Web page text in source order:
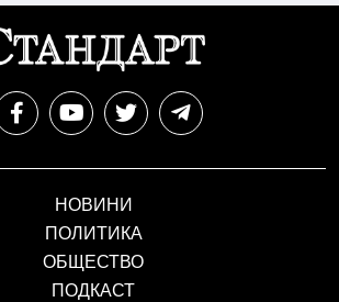
НОВИНИ
ПОЛИТИКА
ОБЩЕСТВО
ПОДКАСТ